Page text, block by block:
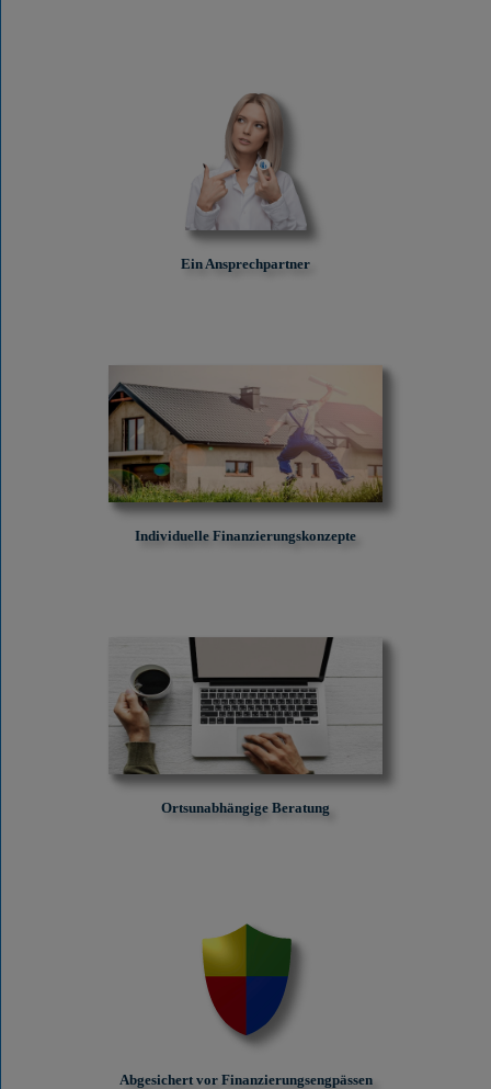
Ein Ansprechpartner
Individuelle Finanzierungskonzepte
Ortsunabhängige Beratung
Abgesichert vor Finanzierungs­engpässen